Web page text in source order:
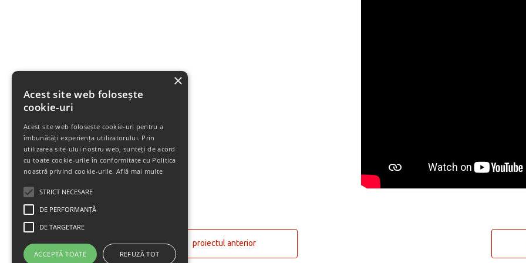
proiectul anterior
×
Acest site web folosește
cookie-uri
Acest site web folosește cookie-uri pentru a
îmbunătăți experiența utilizatorului. Prin
utilizarea site-ului nostru web, sunteți de acord
cu toate cookie-urile în conformitate cu Politica
noastră privind cookie-urile.Află mai multe
STRICT NECESARE
DE PERFORMANȚĂ
DE TARGETARE
ACCEPTĂ TOATE REFUZĂ TOT